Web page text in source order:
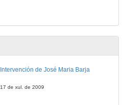
Intervención de José Maria Barja
17 de xul. de 2009